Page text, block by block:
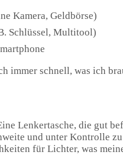
Kamera, Geldbörse)
Schlüssel, Multitool)
immer schnell, was ich
Lenkertasche, die gut
und unter Kontrolle
für Lichter, was